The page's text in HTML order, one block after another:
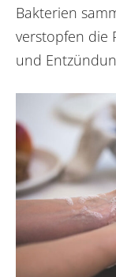
Bakterien
verstopfen die
und